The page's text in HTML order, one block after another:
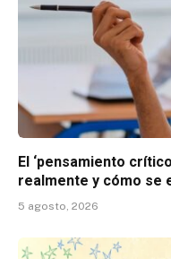
El ‘pensamiento
realmente y cómo se
5 agosto, 2026